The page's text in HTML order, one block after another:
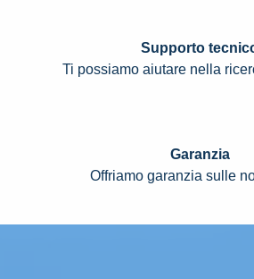
Supporto
Ti possiamo aiutare nella
Garanzia
Offriamo garanzia sulle